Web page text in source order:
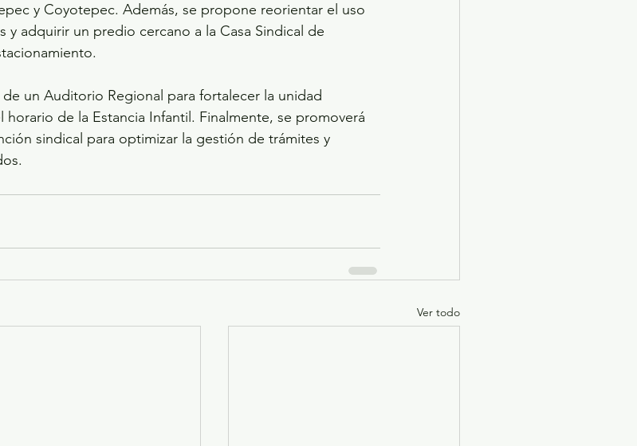
y Coyotepec. Además, se propone reorientar el uso
y adquirir un predio cercano a la Casa Sindical de
un Auditorio Regional para fortalecer la unidad
horario de la Estancia Infantil. Finalmente, se promoverá
sindical para optimizar la gestión de trámites y
Ver todo